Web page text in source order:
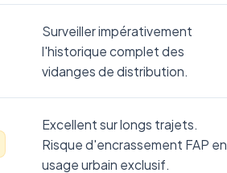
Surveiller impérativement
l'historique complet des
vidanges de distribution.
Excellent sur longs trajets.
Risque d'encrassement FAP en
usage urbain exclusif.